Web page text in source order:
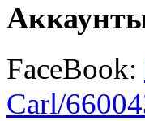
FaceBook:
Carl/